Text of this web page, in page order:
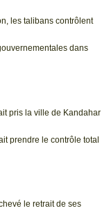
les talibans contrôlent
dans
pris la ville de Kandahar
prendre le contrôle total
le retrait de ses